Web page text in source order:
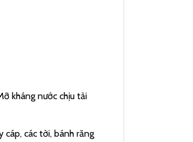
kháng nước chịu tải
cáp, các tời, bánh răng